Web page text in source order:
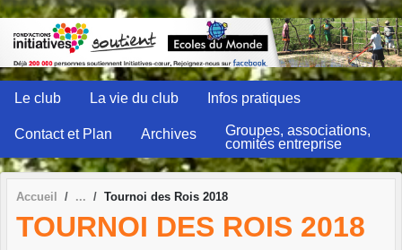
Le club La vie du club Infos pratiques
Contact et Plan Archives
Groupes, associations,
comités entreprise
Accueil Tournoi des Rois 2018
TOURNOI DES ROIS 2018